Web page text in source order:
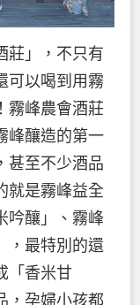
莊」，不只有
可以喝到用霧
霧峰農會酒莊
峰釀造的第一
甚至不少酒品
就是霧峰益全
吟釀」、霧峰
，最特別的還
「香米甘
，孕婦小孩都